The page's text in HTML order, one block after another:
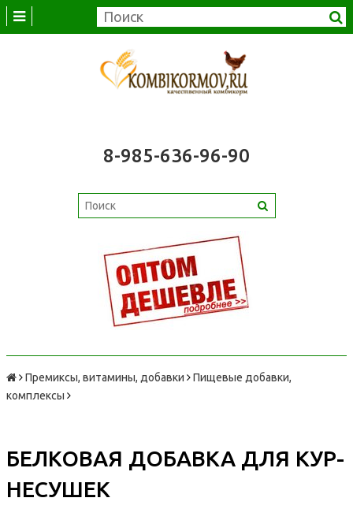
8-985-636-96-90
Премиксы, витамины, добавки
Пищевые добавки,
комплексы
БЕЛКОВАЯ ДОБАВКА ДЛЯ КУР-
НЕСУШЕК